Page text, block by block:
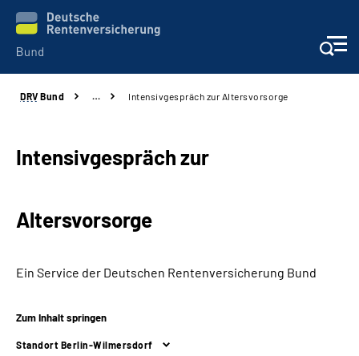
Beratung & Kontakt
Reha-Zentren
Online-Services
DRV Bund … Intensivgespräch zur Altersvorsorge
Intensivgespräch zur
Altersvorsorge
Ein Service der Deutschen Renten­versicherung Bund
Zum Inhalt springen
Standort Berlin-Wilmersdorf